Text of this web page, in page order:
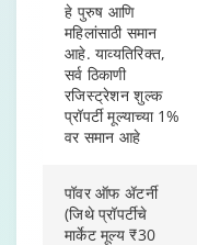
हे पुरुष आणि
महिलांसाठी समान
आहे. याव्यतिरिक्त,
सर्व ठिकाणी
रजिस्ट्रेशन शुल्क
प्रॉपर्टी मूल्याच्या 1%
वर समान आहे
पॉवर ऑफ ॲटर्नी
(जिथे प्रॉपर्टीचे
मार्केट मूल्य ₹30